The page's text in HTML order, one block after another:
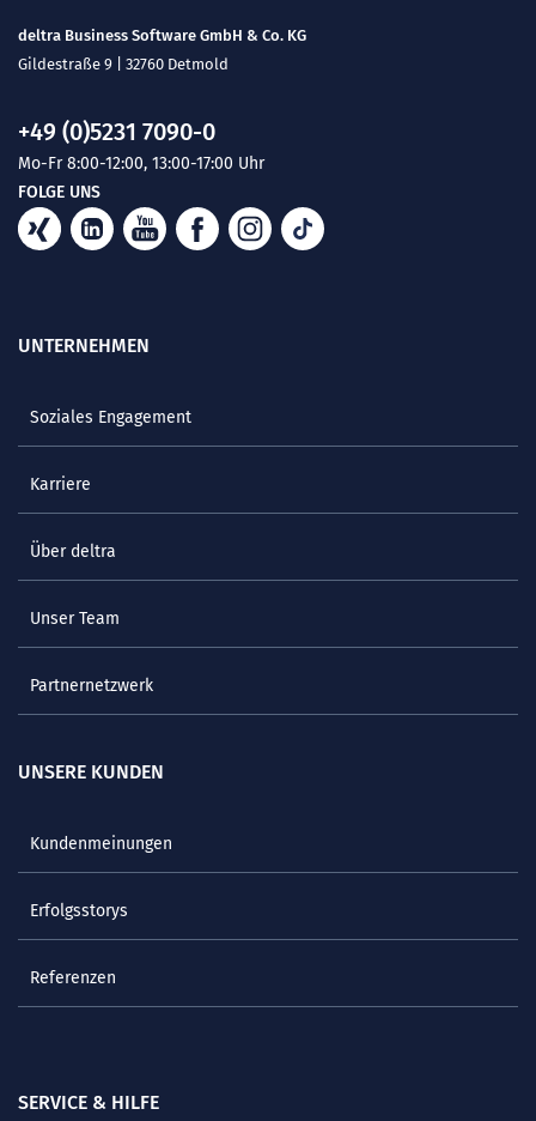
deltra Business Software GmbH & Co. KG
Gildestraße 9 | 32760 Detmold
+49 (0)5231 7090-0
Mo-Fr 8:00-12:00, 13:00-17:00 Uhr
FOLGE UNS
UNTERNEHMEN
Soziales Engagement
Karriere
Über deltra
Unser Team
Partnernetzwerk
UNSERE KUNDEN
Kundenmeinungen
Erfolgsstorys
Referenzen
SERVICE & HILFE